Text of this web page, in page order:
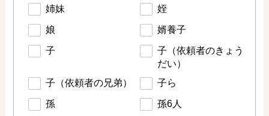
姉妹 姪
娘 婿養子
子
子（依頼者のきょう
だい）
子（依頼者の兄弟）
子ら
孫 孫6人